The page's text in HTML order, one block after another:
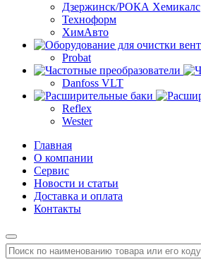
Дзержинск/РОКА Хемикалс
Техноформ
ХимАвто
Probat
Danfoss VLT
Reflex
Wester
Главная
О компании
Сервис
Новости и статьи
Доставка и оплата
Контакты